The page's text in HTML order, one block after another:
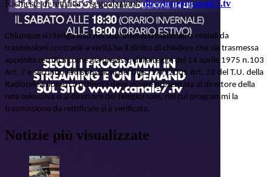
Richieste di rettifica o segnalazioni:direzione@canale7.tv
Chiunque si ritenga leso nei suoi interessi materiali o morali da
trasmissioni contrarie a verità ha il diritto di chiedere che sia trasmessa
apposita rettifica come già previsto dalla Legge del 14 aprile 1975 n.103
Art. 7 e secondo le disposizioni del Dlgs. 177/2005 Art. 32 del T.U. della
Radiotelevisione. La richiesta deve essere presentata al direttore della
rete televisiva o al direttore del telegiornale, nei cui programmi la
trasmissione da rettificare si è verificata.
Notizie più visualizzate